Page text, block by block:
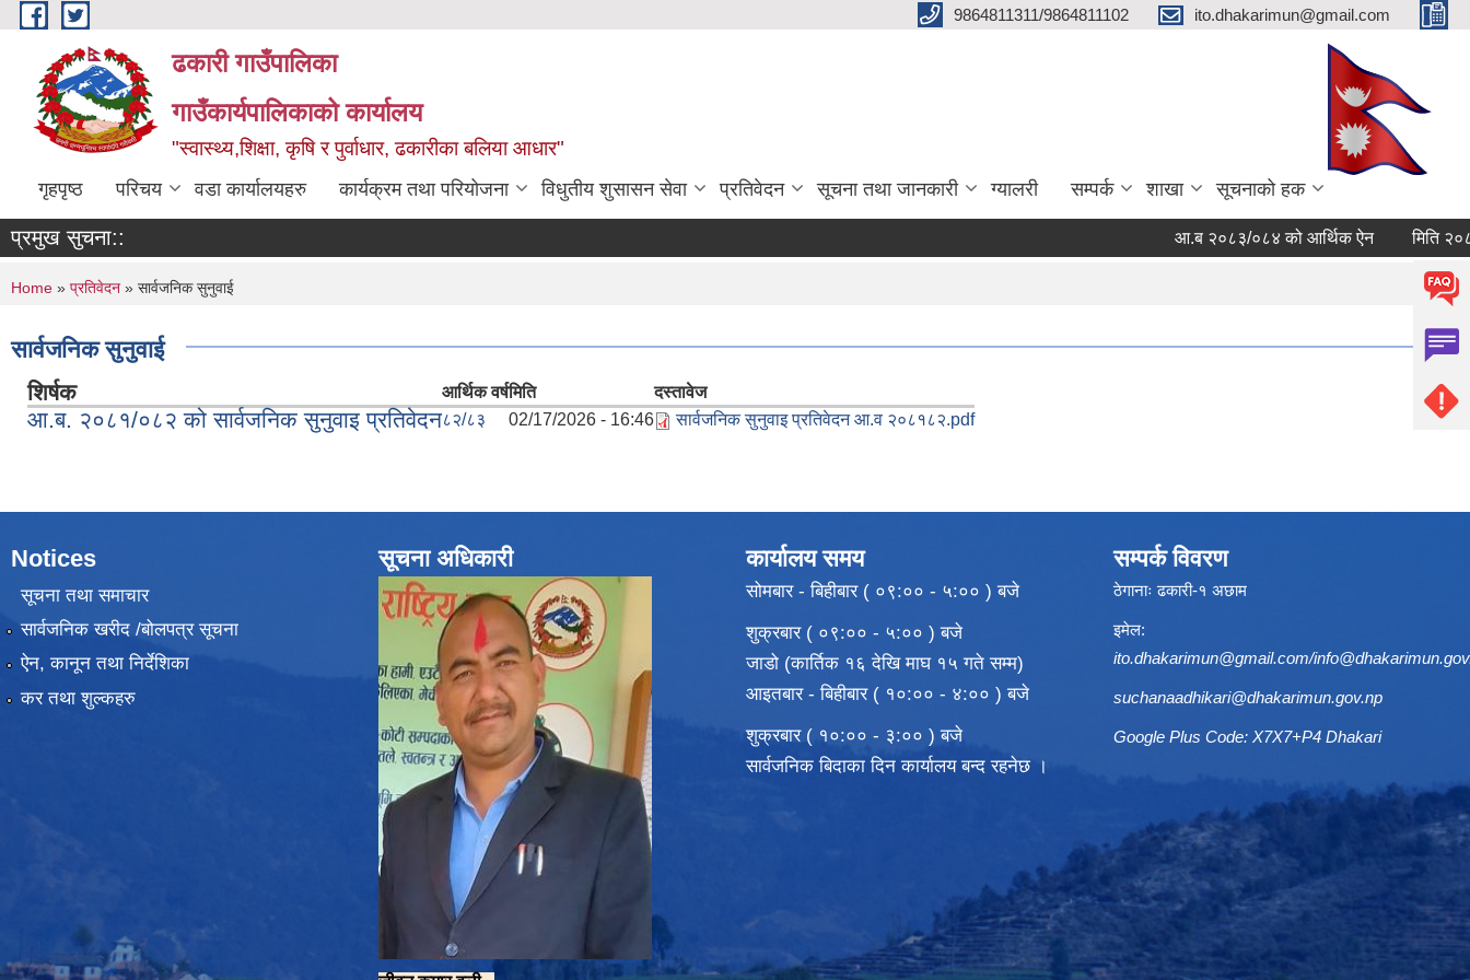
Skip to main content 9864811311/9864811102 ito.dhakarimun@gmail.com
ढकारी गाउँपालिका
गाउँकार्यपालिकाको कार्यालय
"स्वास्थ्य,शिक्षा, कृषि र पुर्वाधार, ढकारीका बलिया आधार"
गृहपृष्ठ परिचय वडा कार्यालयहरु कार्यक्रम तथा परियोजना विधुतीय शुसासन सेवा प्रतिवेदन सूचना तथा जानकारी ग्यालरी सम्पर्क शाखा सूचनाको हक
प्रमुख सुचना:: आ.ब २०८३/०८४ को आर्थिक ऐन
You are here
Home » प्रतिवेदन » सार्वजनिक सुनुवाई
सार्वजनिक सुनुवाई
शिर्षक आर्थिक वर्षमिति दस्तावेज
आ.ब. २०८१/०८२ को सार्वजनिक सुनुवाइ प्रतिवेदन८२/८३ 02/17/2026 - 16:46 सार्वजनिक सुनुवाइ प्रतिवेदन आ.व २०८१८२.pdf
Notices
सूचना तथा समाचार
सार्वजनिक खरीद /बोलपत्र सूचना
ऐन, कानून तथा निर्देशिका
कर तथा शुल्कहरु
सूचना अधिकारी कार्यालय समय
सोमबार - बिहीबार ( ०९:०० - ५:०० ) बजे
शुक्रबार ( ०९:०० - ५:०० ) बजे
जाडो (कार्तिक १६ देखि माघ १५ गते सम्म)
आइतबार - बिहीबार ( १०:०० - ४:०० ) बजे
शुक्रबार ( १०:०० - ३:०० ) बजे
सार्वजनिक बिदाका दिन कार्यालय बन्द रहनेछ ।
सम्पर्क विवरण
ठेगानाः ढकारी-१ अछाम
इमेल:
ito.dhakarimun@gmail.com/
suchanaadhikari@dhakarimun.gov.np
Google Plus Code: X7X7+P4 Dhakari